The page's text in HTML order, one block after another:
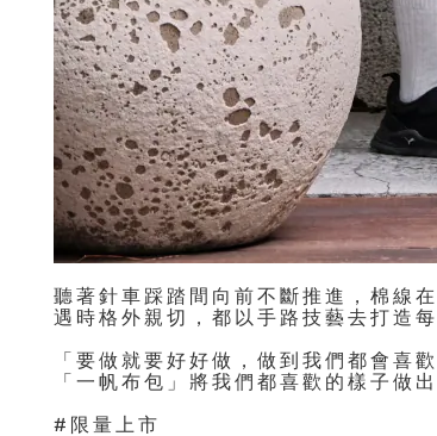
聽著針車踩踏間向前不斷推進，棉線
遇時格外親切，都以手路技藝去打造
「要做就要好好做，做到我們都會喜
「一帆布包」將我們都喜歡的樣子做出
#限量上市